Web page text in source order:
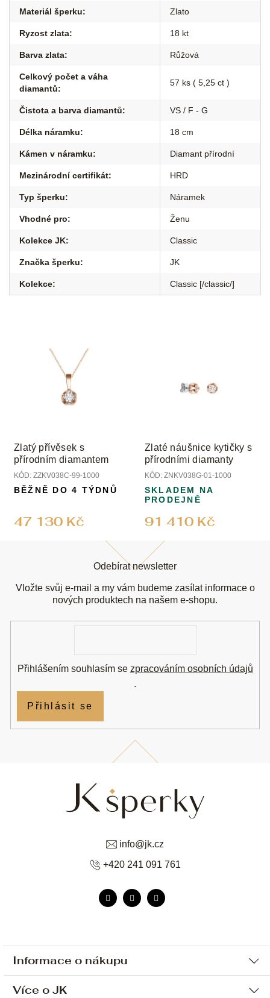
Materiál šperku: Zlato
Ryzost zlata: 18 kt
Barva zlata: Růžová
Celkový počet a váha
diamantů:
57 ks ( 5,25 ct )
Čistota a barva diamantů: VS / F - G
Délka náramku: 18 cm
Kámen v náramku: Diamant přírodní
Mezinárodní certifikát: HRD
Typ šperku: Náramek
Vhodné pro: Ženu
Kolekce JK: Classic
Značka šperku: JK
Kolekce: Classic [/classic/]
Zlatý přívěsek s
přírodním diamantem
KÓD: ZZKV038C-99-1000
47 130 Kč
BĚŽNĚ DO 4 TÝDNŮ
Zlaté náušnice kytičky s
přírodními diamanty
KÓD: ZNKV038G-01-1000
91 410 Kč
SKLADEM NA
PRODEJNĚ
Informace o nákupu
Ochrana osobních údajů
Více o JK
info@jk.cz
+420 241 091 761
Odebírat newsletter
Vložte svůj e-mail a my vám budeme zasílat informace o
nových produktech na našem e-shopu.
Přihlášením souhlasím se zpracováním osobních údajů
.
Přihlásit se